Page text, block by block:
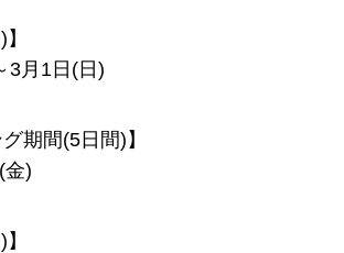
3月1日(日)
期間(5日間)】
)